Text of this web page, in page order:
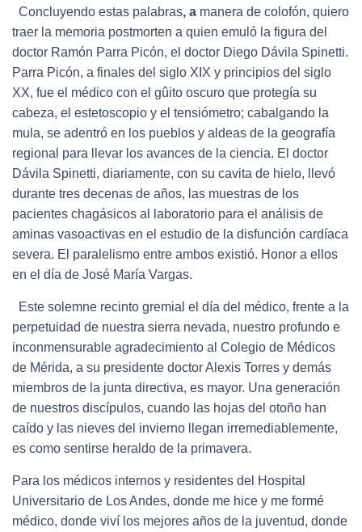
Concluyendo estas palabras, a manera de colofón, quiero
traer la memoria postmorten a quien emuló la figura del
doctor Ramón Parra Picón, el doctor Diego Dávila Spinetti.
Parra Picón, a finales del siglo XIX y principios del siglo
XX, fue el médico con el gûito oscuro que protegía su
cabeza, el estetoscopio y el tensiómetro; cabalgando la
mula, se adentró en los pueblos y aldeas de la geografía
regional para llevar los avances de la ciencia. El doctor
Dávila Spinetti, diariamente, con su cavita de hielo, llevó
durante tres decenas de años, las muestras de los
pacientes chagásicos al laboratorio para el análisis de
aminas vasoactivas en el estudio de la disfunción cardíaca
severa. El paralelismo entre ambos existió. Honor a ellos
en el día de José María Vargas.
Este solemne recinto gremial el día del médico, frente a la
perpetuidad de nuestra sierra nevada, nuestro profundo e
inconmensurable agradecimiento al Colegio de Médicos
de Mérida, a su presidente doctor Alexis Torres y demás
miembros de la junta directiva, es mayor. Una generación
de nuestros discípulos, cuando las hojas del otoño han
caído y las nieves del invierno llegan irremediablemente,
es como sentirse heraldo de la primavera.
Para los médicos internos y residentes del Hospital
Universitario de Los Andes, donde me hice y me formé
médico, donde viví los mejores años de la juventud, donde